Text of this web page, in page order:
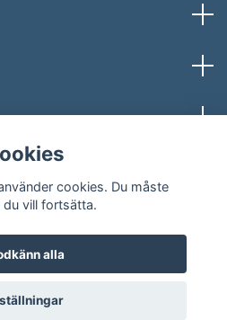
Powered by Quickbutik
cookies. Du måste
vill fortsätta.
alla